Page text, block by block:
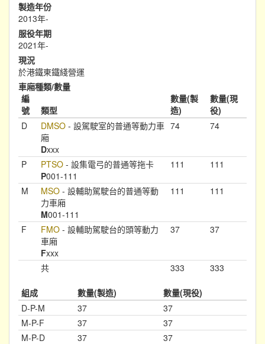
製造年份
2013年-
服役年期
2021年-
現況
於港鐵東鐵綫營運
車廂種類/數量
編
號
類型
數量(製
造)
數量(現
役)
D
DMSO - 設駕駛室的普通等動力車
廂
Dxxx
74 74
P PTSO - 設集電弓的普通等拖卡
P001-111
111 111
M MSO - 設輔助駕駛台的普通等動
力車廂
M001-111
111 111
F FMO - 設輔助駕駛台的頭等動力
車廂
Fxxx
37 37
共 333 333
組成 數量(製造)
數量(現役)
D-P-M
37
37
M-P-F
37
37
M-P-D
37 37